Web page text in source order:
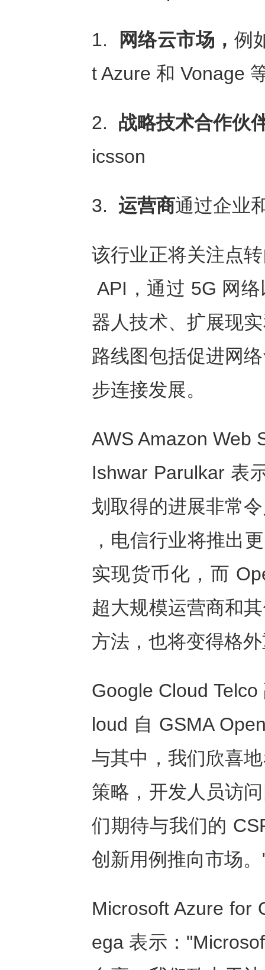
1. 网络云市场， 例
t Azure 和 Vonage
2. 战略技术合作伙
icsson
3. 运营商通过企业
该行业正将关注点
API，通过 5G 网
器人技术、扩展现
路线图包括促进网
步连接发展。
AWS Amazon Web
Ishwar Parulkar 表
划取得的进展非常
，电信行业将推出
实现货币化，而
超大规模运营商和
方法，也将变得格
Google Cloud
loud 自 GSMA
与其中，我们欣喜
策略，开发人员访
们期待与我们的
创新用例推向市场。
Microsoft Azure for
ega 表示：